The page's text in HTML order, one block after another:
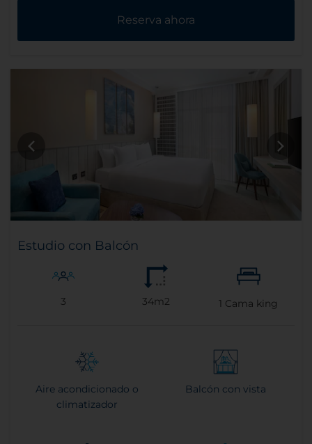
Reserva ahora
Estudio con Balcón
3 34m2 1 Cama king
Aire acondicionado o
climatizador
Balcón con vista